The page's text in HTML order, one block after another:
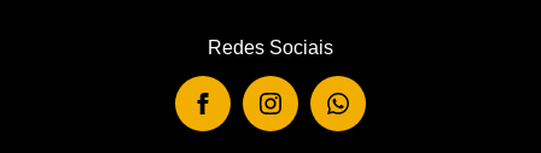
Redes Sociais